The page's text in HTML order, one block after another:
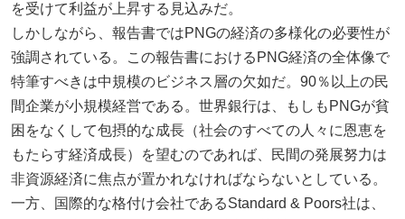
を受けて利益が上昇する見込みだ。
しかしながら、報告書ではPNGの経済の多様化の必要性が
強調されている。この報告書におけるPNG経済の全体像で
特筆すべきは中規模のビジネス層の欠如だ。90％以上の民
間企業が小規模経営である。世界銀行は、もしもPNGが貧
困をなくして包摂的な成長（社会のすべての人々に恩恵を
もたらす経済成長）を望むのであれば、民間の発展努力は
非資源経済に焦点が置かれなければならないとしている。
一方、国際的な格付け会社であるStandard & Poors社は、